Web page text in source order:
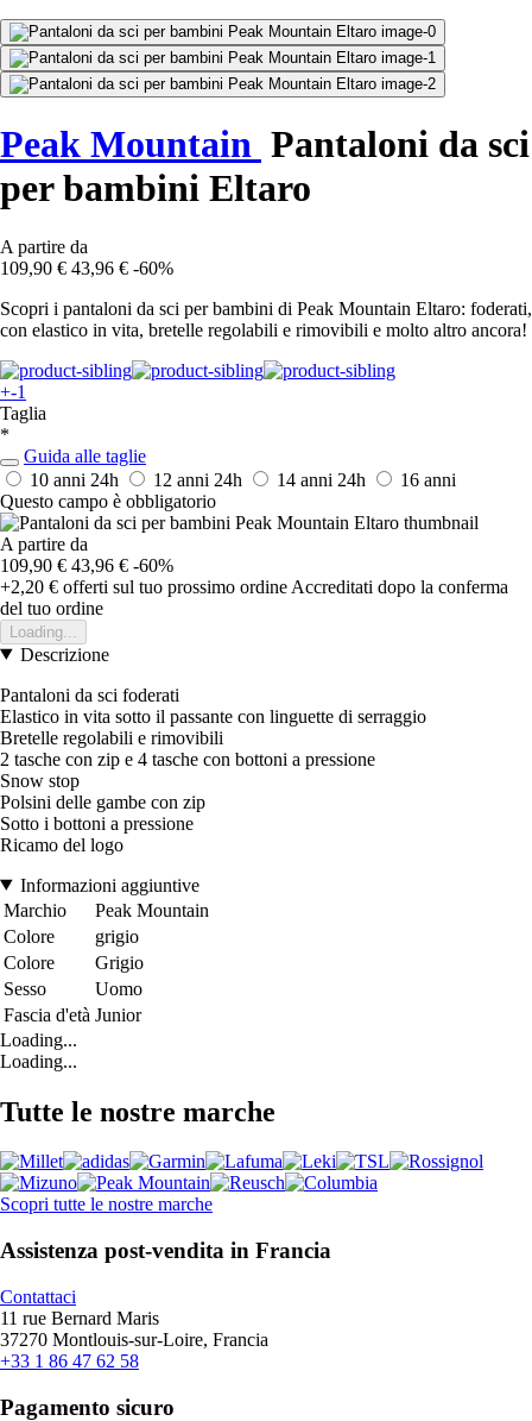
Peak Mountain Pantaloni da sci
per bambini Eltaro
A partire da
109,90 € 43,96 € -60%
Scopri i pantaloni da sci per bambini di Peak Mountain Eltaro: foderati,
con elastico in vita, bretelle regolabili e rimovibili e molto altro ancora!
+-1
Taglia
*
Guida alle taglie
10 anni 24h 12 anni 24h 14 anni 24h
16 anni
Questo campo è obbligatorio
A partire da
109,90 € 43,96 € -60%
+2,20 € offerti sul tuo prossimo ordine Accreditati dopo la conferma
del tuo ordine
Loading...
Descrizione
Pantaloni da sci foderati
Elastico in vita sotto il passante con linguette di serraggio
Bretelle regolabili e rimovibili
2 tasche con zip e 4 tasche con bottoni a pressione
Snow stop
Polsini delle gambe con zip
Sotto i bottoni a pressione
Ricamo del logo
Informazioni aggiuntive
Marchio
Peak Mountain
Colore
grigio
Colore
Grigio
Sesso
Uomo
Fascia d'età Junior
Loading...
Loading...
Tutte le nostre marche
Scopri tutte le nostre marche
Assistenza post-vendita in Francia
Contattaci
11 rue Bernard Maris
37270 Montlouis-sur-Loire, Francia
+33 1 86 47 62 58
Pagamento sicuro